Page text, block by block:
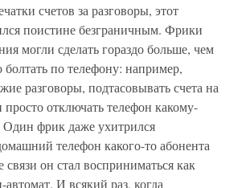
счетов за разговоры, этот
поистине безграничным. Фрики
могли сделать гораздо больше, чем
болтать по телефону: например,
разговоры, подтасовывать счета на
отключать телефон какому-
Один фрик даже ухитрился
телефон какого-то абонента
связи он стал восприниматься как
И всякий раз, когда